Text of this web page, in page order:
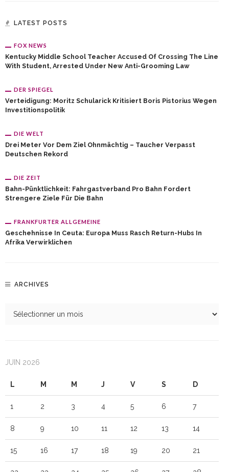
LATEST POSTS
FOX NEWS
Kentucky Middle School Teacher Accused Of Crossing The Line
With Student, Arrested Under New Anti-Grooming Law
DER SPIEGEL
Verteidigung: Moritz Schularick Kritisiert Boris Pistorius Wegen
Investitionspolitik
DIE WELT
Drei Meter Vor Dem Ziel Ohnmächtig – Taucher Verpasst
Deutschen Rekord
DIE ZEIT
Bahn-Pünktlichkeit: Fahrgastverband Pro Bahn Fordert
Strengere Ziele Für Die Bahn
FRANKFURTER ALLGEMEINE
Geschehnisse In Ceuta: Europa Muss Rasch Return-Hubs In
Afrika Verwirklichen
ARCHIVES
JUIN 2026
L M M J V S D
1 2 3 4 5 6 7
8 9 10 11 12 13 14
15 16 17 18 19 20 21